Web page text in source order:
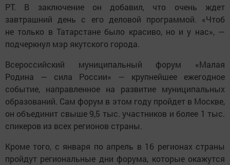
РТ. В заключение он добавил, что очень ждет
завтрашний день с его деловой программой. «Чтоб
не только в Татарстане было красиво, но и у нас», —
подчеркнул мэр якутского города.
Всероссийский муниципальный форум «Малая
Родина — сила России» — крупнейшее ежегодное
событие, направленное на развитие муниципальных
образований. Сам форум в этом году пройдет в Москве,
он объединит свыше 9,5 тыс. участников и более 1 тыс.
спикеров из всех регионов страны.
Кроме того, с января по апрель в 16 регионах страны
пройдут региональные дни форума, которые окажутся